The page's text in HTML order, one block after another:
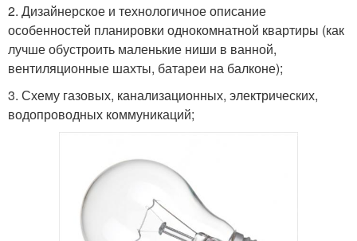
2. Дизайнерское и технологичное описание
особенностей планировки однокомнатной квартиры (как
лучше обустроить маленькие ниши в ванной,
вентиляционные шахты, батареи на балконе);
3. Схему газовых, канализационных, электрических,
водопроводных коммуникаций;